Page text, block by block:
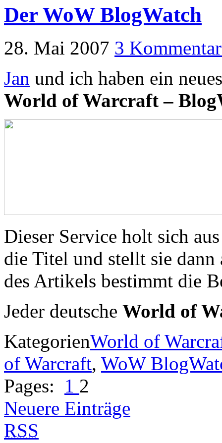
Der WoW BlogWatch
28. Mai 2007 3
Jan und ich haben ein
World of Warcraft –
Dieser Service holt sich
die Titel und stellt sie
des Artikels bestimmt die
Jeder deutsche World of
KategorienWorld of
of Warcraft, WoW
Pages:
1 2
Neuere Einträge
RSS